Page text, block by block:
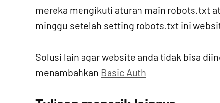
mereka mengikuti aturan main robots.txt
minggu setelah setting robots.txt ini
Solusi lain agar website anda tidak bisa
menambahkan Basic Auth